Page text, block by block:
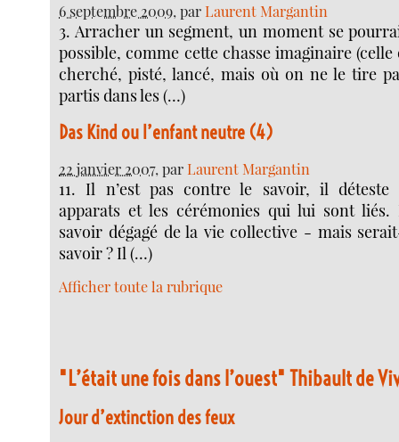
6 septembre 2009, parLaurent Margantin
3. Arracher un segment, un moment se
possible, comme cette chasse imaginaire
cherché, pisté, lancé, mais où on ne le tire
partis dans les (…)
Das Kind ou l’enfant neutre (4)
22 janvier 2007, parLaurent Margantin
11. Il n’est pas contre le savoir, il déteste
apparats et les cérémonies qui lui sont
savoir dégagé de la vie collective - mais
savoir ? Il (…)
Afficher toute la rubrique
"L’était une fois dans l’ouest" Thibault de
Jour d’extinction des feux